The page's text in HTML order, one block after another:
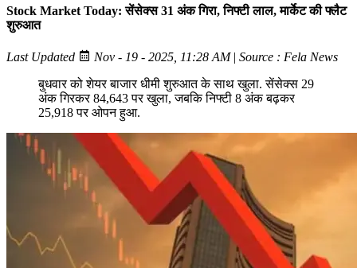
Stock Market Today: सेंसेक्स 31 अंक गिरा, निफ्टी लाल, मार्केट की फ्लैट
शुरुआत
Last Updated Nov - 19 - 2025, 11:28 AM| Source : Fela News
बुधवार को शेयर बाजार धीमी शुरुआत के साथ खुला. सेंसेक्स 29
अंक गिरकर 84,643 पर खुला, जबकि निफ्टी 8 अंक बढ़कर
25,918 पर ओपन हुआ.